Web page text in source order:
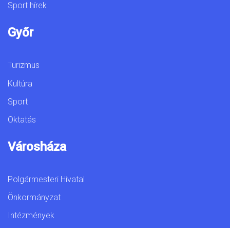
Sport hírek
Győr
Turizmus
Kultúra
Sport
Oktatás
Városháza
Polgármesteri Hivatal
Önkormányzat
Intézmények